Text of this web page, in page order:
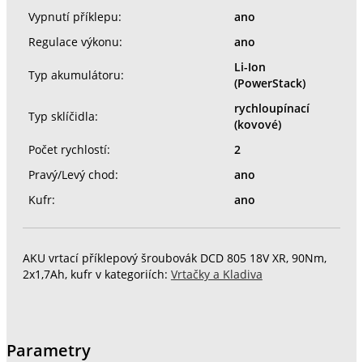
Vypnutí příklepu:
ano
Regulace výkonu:
ano
Typ akumulátoru:
Li-Ion
(PowerStack)
Typ sklíčidla:
rychloupínací
(kovové)
Počet rychlostí:
2
Pravý/Levý chod:
ano
Kufr:
ano
AKU vrtací příklepový šroubovák DCD 805 18V XR, 90Nm,
2x1,7Ah, kufr v kategoriích: Vrtačky a Kladiva
Parametry